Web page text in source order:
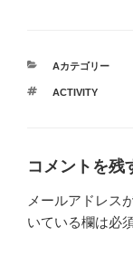
カ
ゴ
Aカテゴリー
タ
ACTIVITY
コメントを残
メールアドレス
いている欄は必